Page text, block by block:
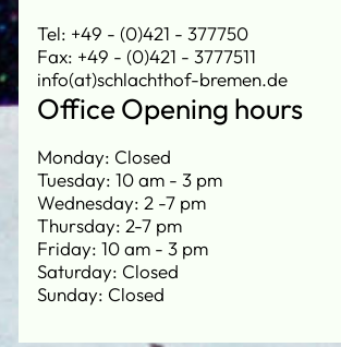
Tel: +49 - (0)421 - 377750
Fax: +49 - (0)421 - 3777511
info(at)schlachthof-bremen.de
Office Opening hours
Monday: Closed
Tuesday: 10 am - 3 pm
Wednesday: 2 -7 pm
Thursday: 2-7 pm
Friday: 10 am - 3 pm
Saturday: Closed
Sunday: Closed